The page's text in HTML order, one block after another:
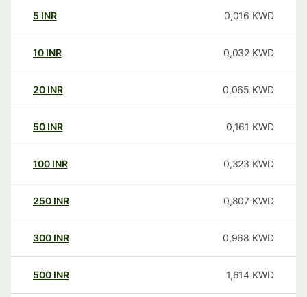
5 INR 0,016 KWD
10 INR 0,032 KWD
20 INR 0,065 KWD
50 INR 0,161 KWD
100 INR 0,323 KWD
250 INR 0,807 KWD
300 INR 0,968 KWD
500 INR 1,614 KWD